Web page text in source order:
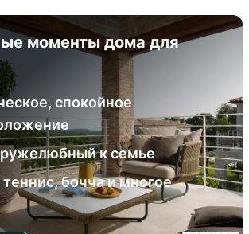
моменты дома для
спокойное
к семье
бочча и многое